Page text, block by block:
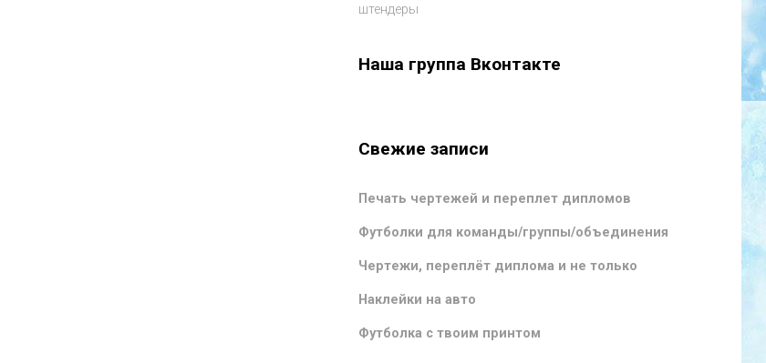
штендеры
Наша группа Вконтакте
Свежие записи
Печать чертежей и переплет дипломов
Футболки для команды/группы/объединения
Чертежи, переплёт диплома и не только
Наклейки на авто
Футболка с твоим принтом